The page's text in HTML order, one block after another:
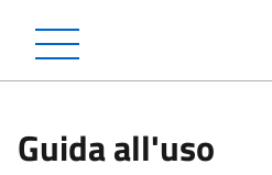
Normattiva
Guida all'uso